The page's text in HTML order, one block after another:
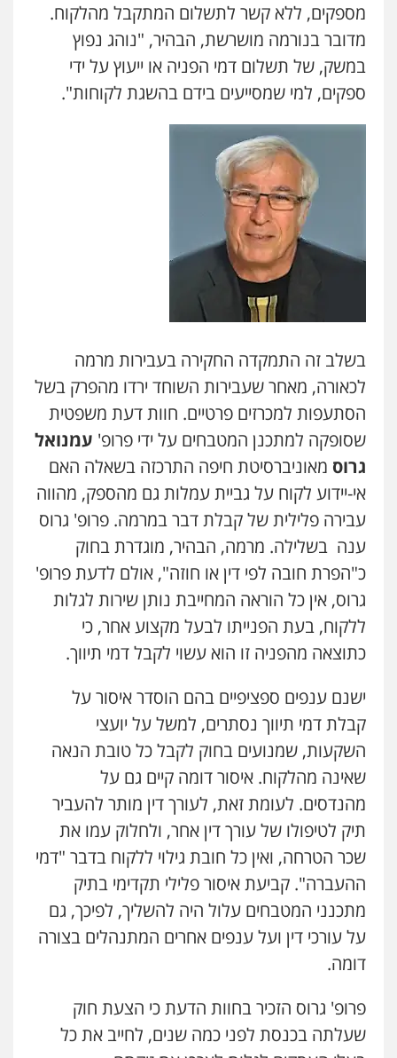
מספקים, ללא קשר לתשלום המתקבל מהלקוח.
מדובר בנורמה מושרשת, הבהיר, "נוהג נפוץ
במשק, של תשלום דמי הפניה או ייעוץ על ידי
ספקים, למי שמסייעים בידם בהשגת לקוחות".
בשלב זה התמקדה החקירה בעבירות מרמה
לכאורה, מאחר שעבירות השוחד ירדו מהפרק בשל
הסתעפות למכרזים פרטיים. חוות דעת משפטית
שסופקה למתכנן המטבחים על ידי פרופ' עמנואל
גרוס מאוניברסיטת חיפה התרכזה בשאלה האם
אי-יידוע לקוח על גביית עמלות גם מהספק, מהווה
עבירה פלילית של קבלת דבר במרמה. פרופ' גרוס
ענה בשלילה. מרמה, הבהיר, מוגדרת בחוק
כ"הפרת חובה לפי דין או חוזה", אולם לדעת פרופ'
גרוס, אין כל הוראה המחייבת נותן שירות לגלות
ללקוח, בעת הפנייתו לבעל מקצוע אחר, כי
כתוצאה מהפניה זו הוא עשוי לקבל דמי תיווך.
ישנם ענפים ספציפיים בהם הוסדר איסור על
קבלת דמי תיווך נסתרים, למשל על יועצי
השקעות, שמנועים בחוק לקבל כל טובת הנאה
שאינה מהלקוח. איסור דומה קיים גם על
מהנדסים. לעומת זאת, לעורך דין מותר להעביר
תיק לטיפולו של עורך דין אחר, ולחלוק עמו את
שכר הטרחה, ואין כל חובת גילוי ללקוח בדבר "דמי
ההעברה". קביעת איסור פלילי תקדימי בתיק
מתכנני המטבחים עלול היה להשליך, לפיכך, גם
על עורכי דין ועל ענפים אחרים המתנהלים בצורה
דומה.
פרופ' גרוס הזכיר בחוות הדעת כי הצעת חוק
שעלתה בכנסת לפני כמה שנים, לחייב את כל